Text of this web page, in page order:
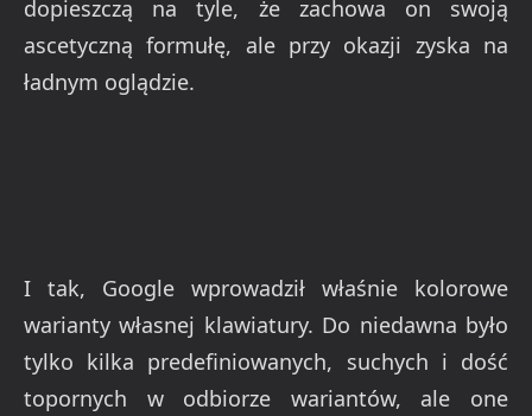
dopieszczą na tyle, że zachowa on swoją
ascetyczną formułę, ale przy okazji zyska na
ładnym oglądzie.
I tak, Google wprowadził właśnie kolorowe
warianty własnej klawiatury. Do niedawna było
tylko kilka predefiniowanych, suchych i dość
topornych w odbiorze wariantów, ale one